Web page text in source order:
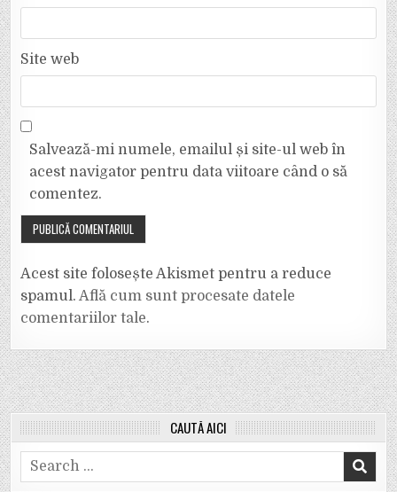
Site web
Salvează-mi numele, emailul și site-ul web în
acest navigator pentru data viitoare când o să
comentez.
Acest site folosește Akismet pentru a reduce
spamul. Află cum sunt procesate datele
comentariilor tale.
CAUTĂ AICI
Search
for: